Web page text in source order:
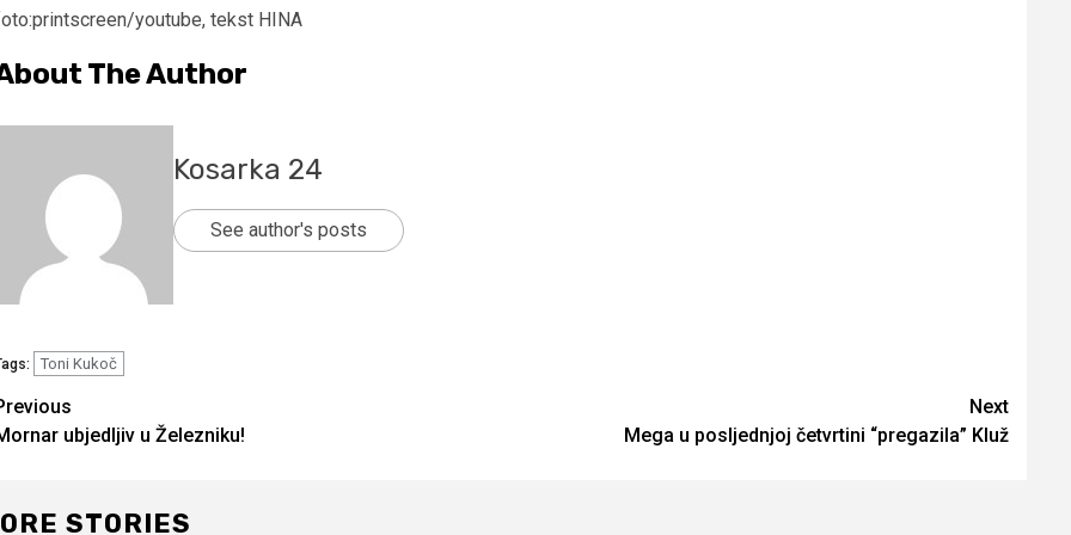
youtube, tekst HINA
The Author
Kosarka 24
See author's posts
Toni Kukoč
ubjedljiv u Železniku!
Next
Mega u posljednjoj četvrtini “pregazila” Kluž
STORIES